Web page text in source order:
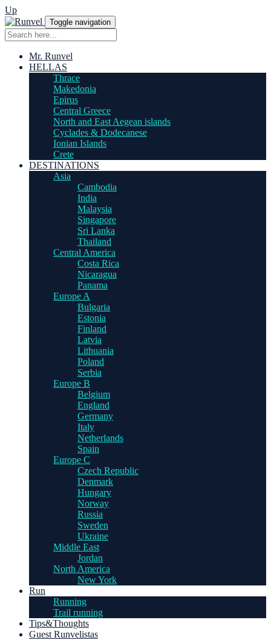
Up
Toggle navigation
Mr. Runvel
HELLAS
Thrace
Makedonia
Epirus
Central Greece
North and East Aegean islands
Cyclades & Dodecanese
Ionian Islands
Crete
DESTINATIONS
Asia
Cambodia
India
Malaysia
Singapore
Sri Lanka
Thailand
Central America
Costa Rica
Nicaragua
Panama
Europe A
Bulgaria
Estonia
Finland
Latvia
Lithuania
Poland
Serbia
Europe B
Belgium
England
Germany
Italy
Netherlands
Spain
Europe C
Czech Republic
Denmark
Hungary
Norway
Russia
Sweden
Ukraine
Middle East
Jordan
North America
New York
Run
Running
Trail running
Tips&Thoughts
Guest Runvelistas